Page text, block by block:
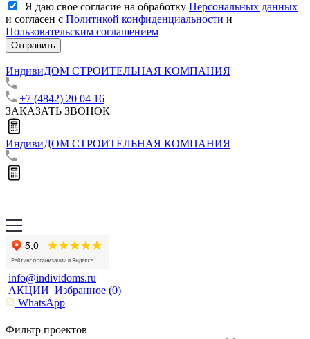
Я даю свое согласие на обработку Персональных данных
и согласен с Политикой конфиденциальности и
Пользовательским соглашением
Отправить
ИндивиДОМ СТРОИТЕЛЬНАЯ КОМПАНИЯ
+7 (4842) 20 04 16
ЗАКАЗАТЬ ЗВОНОК
ИндивиДОМ СТРОИТЕЛЬНАЯ КОМПАНИЯ
info@individoms.ru
АКЦИИ Избранное (0)
WhatsApp
Фильтр проектов